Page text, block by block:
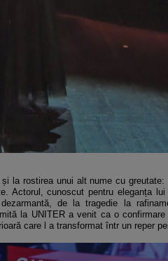
la rostirea unui alt nume cu greutate:
Actorul, cunoscut pentru eleganța
de la tragedie la
la UNITER a venit ca o
care l a transformat într un reper